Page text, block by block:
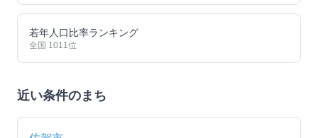
若年人口比率ランキング
全国 1011位
近い条件のまち